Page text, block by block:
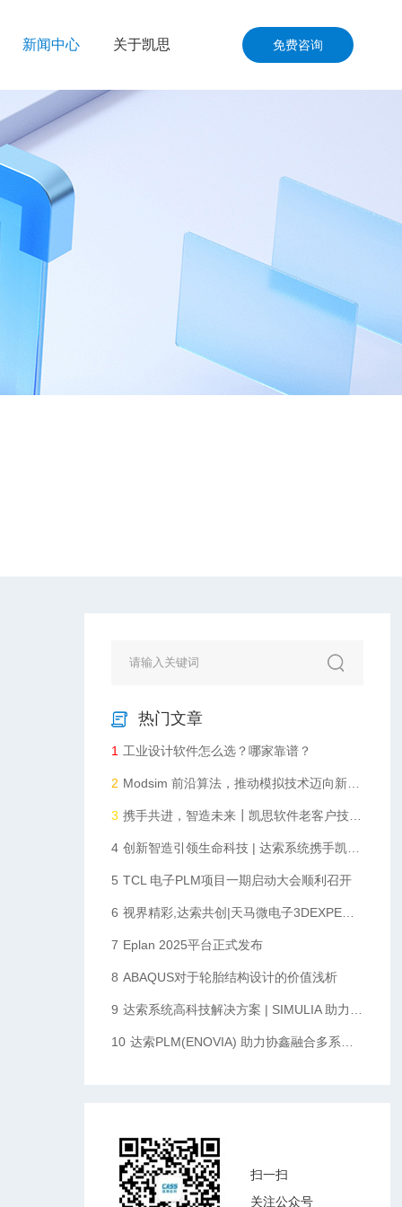
工程
输
零售
新闻中心
公司动态
资讯共享
关于凯思 免费咨询
热门文章
1 工业设计软件怎么选？哪家靠谱？
2 Modsim 前沿算法，推动模拟技术迈向新高度​
3 携手共进，智造未来┃凯思软件老客户技术沙龙圆满落幕
4 创新智造引领生命科技 | 达索系统携手凯思软件助力华大智造数字化升级
5 TCL 电子PLM项目一期启动大会顺利召开
6 视界精彩,达索共创|天马微电子3DEXPERIENCE平台启动会顺利召开
7 Eplan 2025平台正式发布
8 ABAQUS对于轮胎结构设计的价值浅析
9 达索系统高科技解决方案 | SIMULIA 助力折叠屏手机创新设计
10 达索PLM(ENOVIA) 助力协鑫融合多系统多部门协同统一数据化管理，完成向数字化企业转型的重要一步
扫一扫
关注公众号